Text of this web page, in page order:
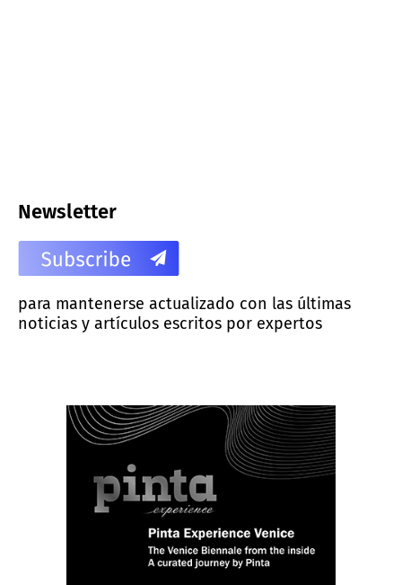
Newsletter
para mantenerse actualizado con las últimas
noticias y artículos escritos por expertos